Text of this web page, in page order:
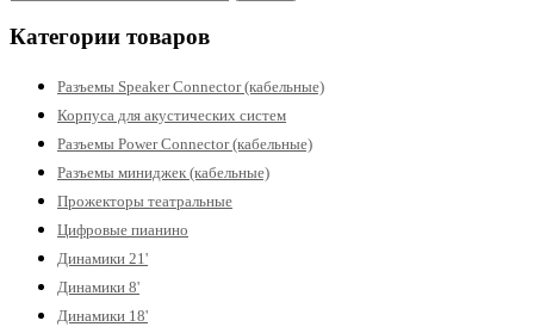
Категории товаров
Разъемы Speaker Connector (кабельные)
Корпуса для акустических систем
Разъемы Power Connector (кабельные)
Разъемы миниджек (кабельные)
Прожекторы театральные
Цифровые пианино
Динамики 21'
Динамики 8'
Динамики 18'